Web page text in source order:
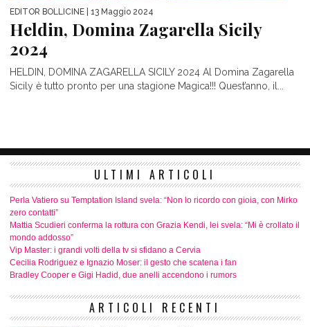
EDITOR BOLLICINE | 13 Maggio 2024
Heldin, Domina Zagarella Sicily
2024
HELDIN, DOMINA ZAGARELLA SICILY 2024 Al Domina Zagarella
Sicily è tutto pronto per una stagione Magica!!! Quest’anno, il...
ULTIMI ARTICOLI
Perla Vatiero su Temptation Island svela: “Non lo ricordo con gioia, con Mirko
zero contatti”
Mattia Scudieri conferma la rottura con Grazia Kendi, lei svela: “Mi è crollato il
mondo addosso”
Vip Master: i grandi volti della tv si sfidano a Cervia
Cecilia Rodriguez e Ignazio Moser: il gesto che scatena i fan
Bradley Cooper e Gigi Hadid, due anelli accendono i rumors
ARTICOLI RECENTI